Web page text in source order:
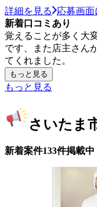
詳細を見る
応募画面
新着口コミあり
覚えることが多く大
です、また店主さん
てくれました。
もっと見る
もっと見る
さいたま
新着案件133件掲載中